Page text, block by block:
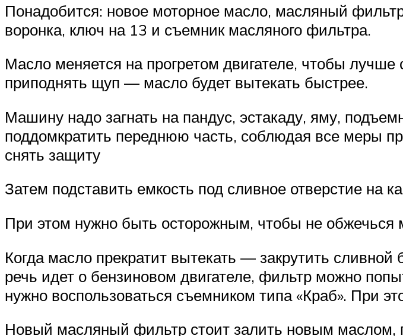
Понадобится: новое моторное масло, масляный
воронка, ключ на 13 и съемник масляного фильтра.
Масло меняется на прогретом двигателе, чтобы
приподнять щуп — масло будет вытекать быстрее.
Машину надо загнать на пандус, эстакаду, яму,
поддомкратить переднюю часть, соблюдая все меры
снять защиту
Затем подставить емкость под сливное отверстие на
При этом нужно быть осторожным, чтобы не обжечься
Когда масло прекратит вытекать — закрутить
речь идет о бензиновом двигателе, фильтр можно
нужно воспользоваться съемником типа «Краб». При
Новый масляный фильтр стоит залить новым маслом,